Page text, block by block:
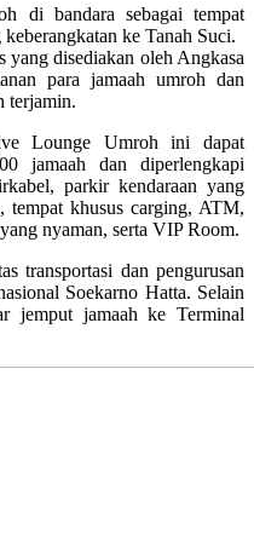
di bandara sebagai tempat
ke Tanah Suci.
yang disediakan oleh Angkasa
para jamaah umroh dan
terjamin.
Lounge Umroh ini dapat
jamaah dan diperlengkapi
parkir kendaraan yang
tempat khusus carging, ATM,
nyaman, serta VIP Room.
transportasi dan pengurusan
Soekarno Hatta. Selain
jemput jamaah ke Terminal